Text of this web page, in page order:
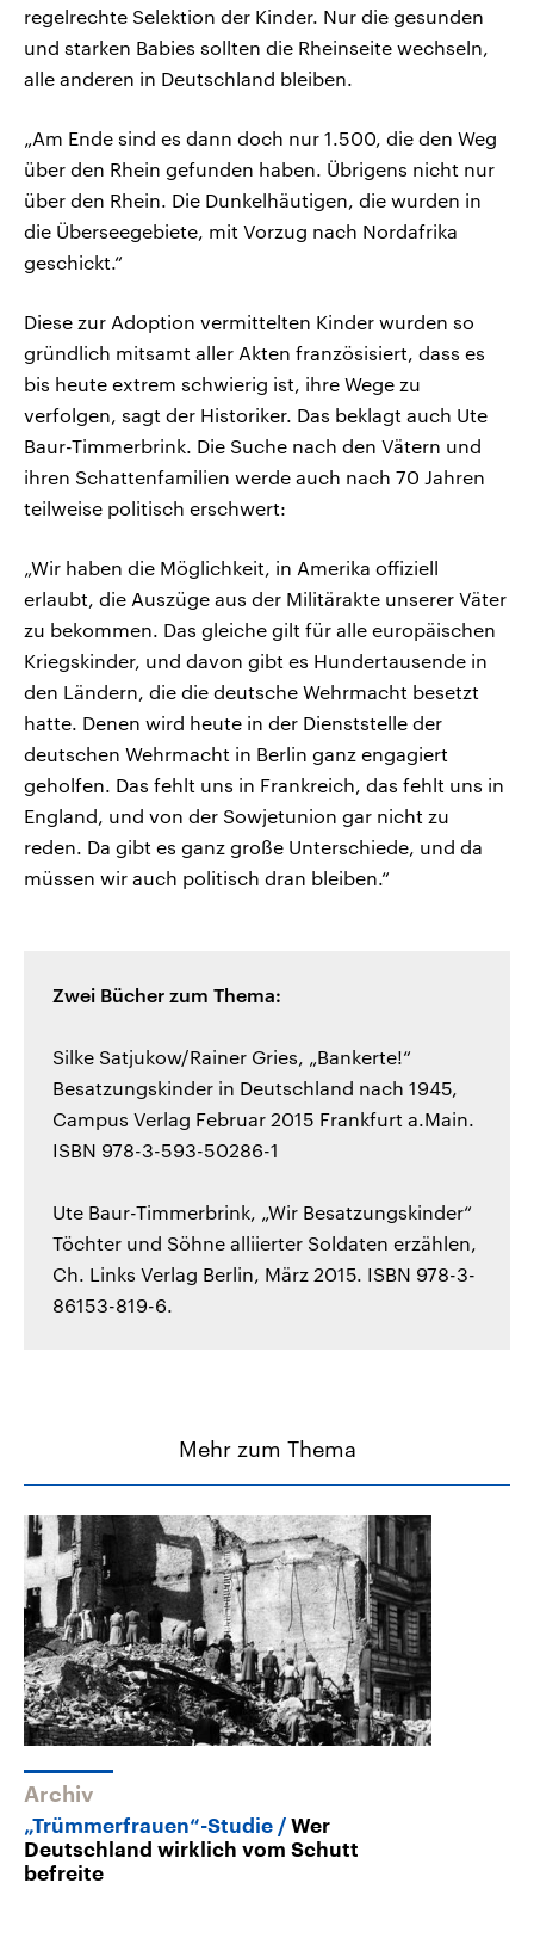
regelrechte Selektion der Kinder. Nur die gesunden
und starken Babies sollten die Rheinseite wechseln,
alle anderen in Deutschland bleiben.
„Am Ende sind es dann doch nur 1.500, die den Weg
über den Rhein gefunden haben. Übrigens nicht nur
über den Rhein. Die Dunkelhäutigen, die wurden in
die Überseegebiete, mit Vorzug nach Nordafrika
geschickt.“
Diese zur Adoption vermittelten Kinder wurden so
gründlich mitsamt aller Akten französisiert, dass es
bis heute extrem schwierig ist, ihre Wege zu
verfolgen, sagt der Historiker. Das beklagt auch Ute
Baur-Timmerbrink. Die Suche nach den Vätern und
ihren Schattenfamilien werde auch nach 70 Jahren
teilweise politisch erschwert:
„Wir haben die Möglichkeit, in Amerika offiziell
erlaubt, die Auszüge aus der Militärakte unserer Väter
zu bekommen. Das gleiche gilt für alle europäischen
Kriegskinder, und davon gibt es Hundertausende in
den Ländern, die die deutsche Wehrmacht besetzt
hatte. Denen wird heute in der Dienststelle der
deutschen Wehrmacht in Berlin ganz engagiert
geholfen. Das fehlt uns in Frankreich, das fehlt uns in
England, und von der Sowjetunion gar nicht zu
reden. Da gibt es ganz große Unterschiede, und da
müssen wir auch politisch dran bleiben.“
Zwei Bücher zum Thema:
Silke Satjukow/Rainer Gries, „Bankerte!“
Besatzungskinder in Deutschland nach 1945,
Campus Verlag Februar 2015 Frankfurt a.Main.
ISBN 978-3-593-50286-1
Ute Baur-Timmerbrink, „Wir Besatzungskinder“
Töchter und Söhne alliierter Soldaten erzählen,
Ch. Links Verlag Berlin, März 2015. ISBN 978-3-
86153-819-6.
Mehr zum Thema
Archiv
„Trümmerfrauen“-Studie
Wer
Deutschland wirklich vom Schutt
befreite